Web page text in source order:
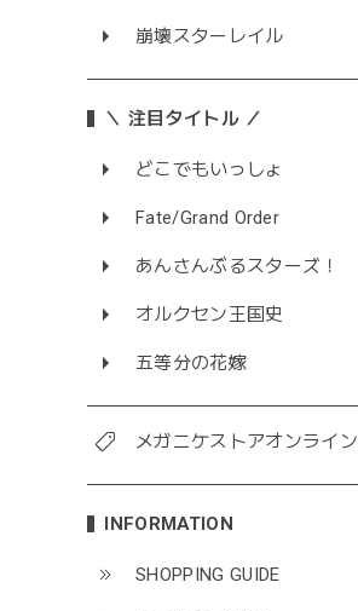
崩壊スターレイル
＼ 注目タイトル ／
どこでもいっしょ
Fate/Grand Order
あんさんぶるスターズ！
オルクセン王国史
五等分の花嫁
メガニケストアオンライン
INFORMATION
SHOPPING GUIDE